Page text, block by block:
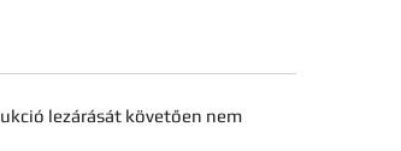
lezárását követően nem